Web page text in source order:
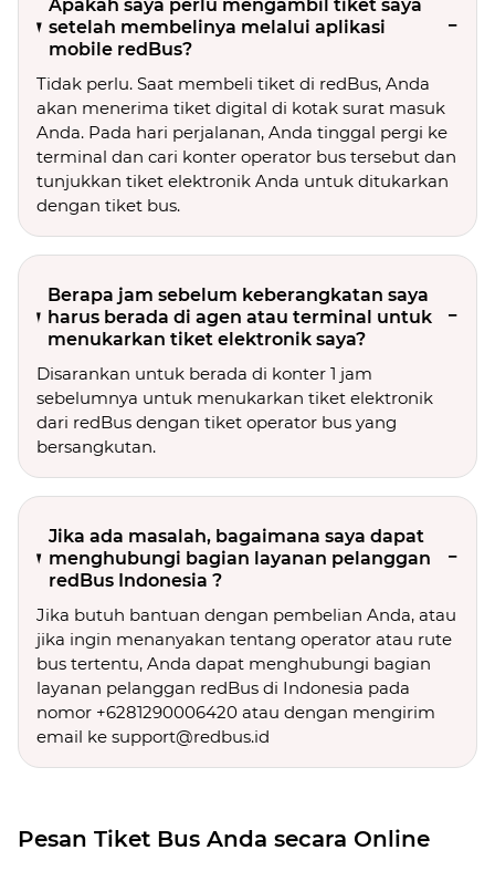
Apakah saya perlu mengambil tiket saya
setelah membelinya melalui aplikasi
mobile redBus?
Tidak perlu. Saat membeli tiket di redBus, Anda
akan menerima tiket digital di kotak surat masuk
Anda. Pada hari perjalanan, Anda tinggal pergi ke
terminal dan cari konter operator bus tersebut dan
tunjukkan tiket elektronik Anda untuk ditukarkan
dengan tiket bus.
Berapa jam sebelum keberangkatan saya
harus berada di agen atau terminal untuk
menukarkan tiket elektronik saya?
Disarankan untuk berada di konter 1 jam
sebelumnya untuk menukarkan tiket elektronik
dari redBus dengan tiket operator bus yang
bersangkutan.
Jika ada masalah, bagaimana saya dapat
menghubungi bagian layanan pelanggan
redBus Indonesia ?
Jika butuh bantuan dengan pembelian Anda, atau
jika ingin menanyakan tentang operator atau rute
bus tertentu, Anda dapat menghubungi bagian
layanan pelanggan redBus di Indonesia pada
nomor +6281290006420 atau dengan mengirim
email ke support@redbus.id
Pesan Tiket Bus Anda secara Online